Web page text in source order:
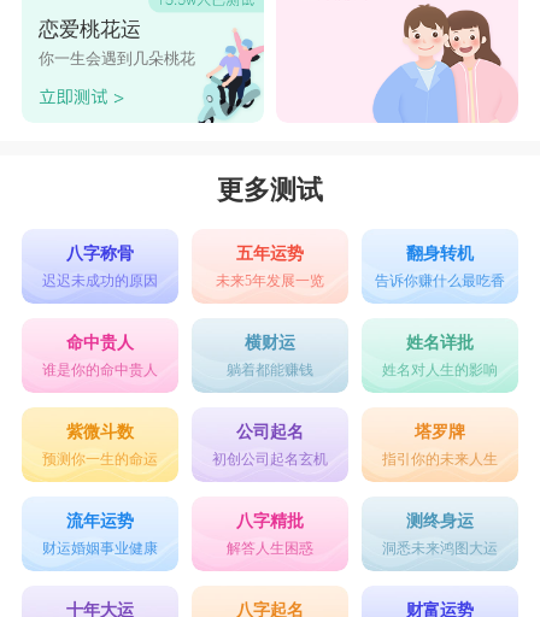
恋爱桃花运
你一生会遇到几朵桃花
更多测试
八字称骨
迟迟未成功的原因
五年运势
未来5年发展一览
翻身转机
告诉你赚什么最吃香
命中贵人
谁是你的命中贵人
横财运
躺着都能赚钱
姓名详批
姓名对人生的影响
紫微斗数
预测你一生的命运
公司起名
初创公司起名玄机
塔罗牌
指引你的未来人生
流年运势
财运婚姻事业健康
八字精批
解答人生困惑
测终身运
洞悉未来鸿图大运
十年大运 八字起名 财富运势